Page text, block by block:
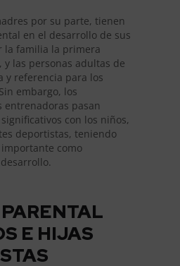
por su parte, tienen
en el desarrollo de sus
la familia la primera
las personas adultas de
y referencia para los
embargo, los
entrenadoras pasan
con los niños,
deportistas, teniendo
como
E HIJAS